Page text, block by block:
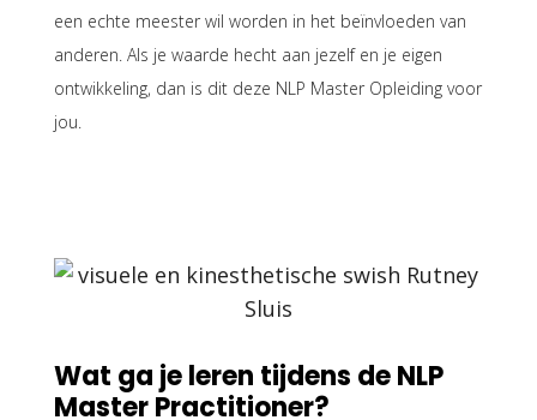
een echte meester wil worden in het beïnvloeden van
anderen. Als je waarde hecht aan jezelf en je eigen
ontwikkeling, dan is dit deze NLP Master Opleiding voor
jou.
Wat ga je leren tijdens de NLP
Master Practitioner?